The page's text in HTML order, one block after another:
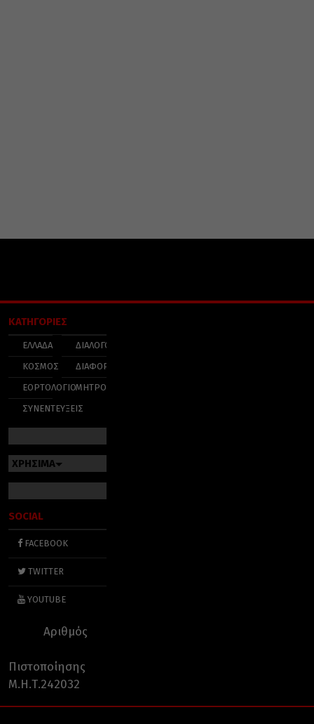
ΚΑΤΗΓΟΡΙΕΣ
ΕΛΛΑΔΑ
ΚΟΣΜΟΣ
ΕΟΡΤΟΛΟΓΙΟ
ΣΥΝΕΝΤΕΥΞΕΙΣ
ΔΙΑΛΟΓΟΣ
ΔΙΑΦΟΡΑ
ΜΗΤΡΟΠΟΛΕΙΣ
ΧΡΗΣΙΜΑ
SOCIAL
FACEBOOK
TWITTER
YOUTUBE
Αριθμός
Πιστοποίησης
Μ.Η.Τ.242032